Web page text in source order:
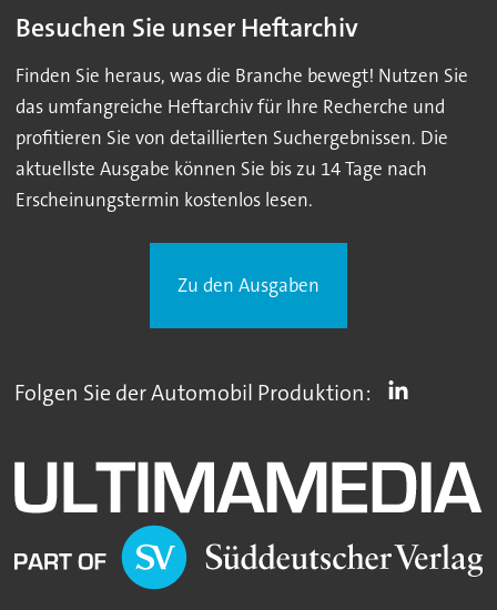
Besuchen Sie unser Heftarchiv
Finden Sie heraus, was die Branche bewegt! Nutzen Sie
das umfangreiche Heftarchiv für Ihre Recherche und
profitieren Sie von detaillierten Suchergebnissen. Die
aktuellste Ausgabe können Sie bis zu 14 Tage nach
Erscheinungstermin kostenlos lesen.
Zu den Ausgaben
Folgen Sie der Automobil Produktion: